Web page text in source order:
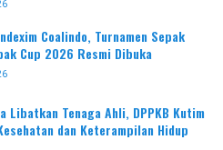
Coalindo, Turnamen Sepak
Cup 2026 Resmi Dibuka
Libatkan Tenaga Ahli, DPPKB Kutim
dan Keterampilan Hidup